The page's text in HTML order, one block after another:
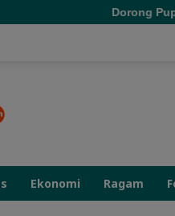
Dorong Pupuk Bersubsidi
Ekonomi Ragam